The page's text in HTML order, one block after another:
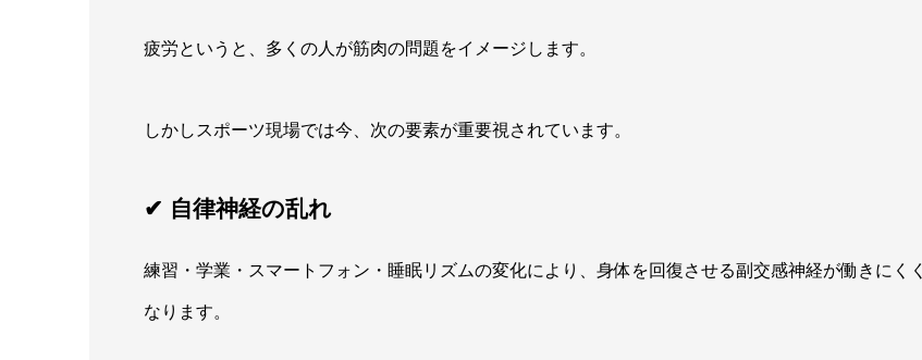
疲労というと、多くの人が筋肉の問題をイメージします。
しかしスポーツ現場では今、次の要素が重要視されています。
✔ 自律神経の乱れ
練習・学業・スマートフォン・睡眠リズムの変化により、身体を回復させる副交感神経が働きにくく
なります。